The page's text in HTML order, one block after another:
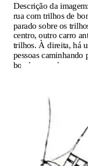
Descrição da imagem:
rua com trilhos de
parado sobre os
centro, outro carro
trilhos. À direita, há
pessoas caminhando
bondes parados, com